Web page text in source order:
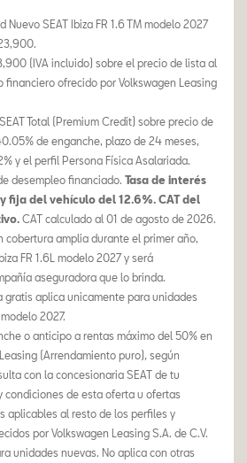
SEAT Ibiza FR 1.6 TM modelo 2027
(IVA incluido) sobre el precio de lista al
financiero ofrecido por Volkswagen Leasing
Total (Premium Credit) sobre precio de
de enganche, plazo de 24 meses,
y el perfil Persona Física Asalariada.
desempleo financiado. Tasa de interés
fija del vehículo del 12.6%. CAT del
CAT calculado al 01 de agosto de 2026.
cobertura amplia durante el primer año,
FR 1.6L modelo 2027 y será
aseguradora que lo brinda.
gratis aplica unicamente para unidades
modelo 2027.
o anticipo a rentas máximo del 50% en
(Arrendamiento puro), según
con la concesionaria SEAT de tu
condiciones de esta oferta u ofertas
aplicables al resto de los perfiles y
por Volkswagen Leasing S.A. de C.V.
unidades nuevas. No aplica con otras